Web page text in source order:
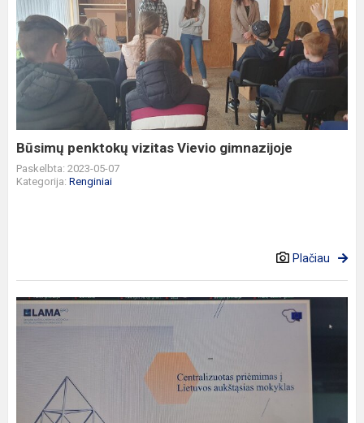
Būsimų
penktokų
vizitas
Vievio
gimnazijoje
Būsimų penktokų vizitas Vievio gimnazijoje
Paskelbta: 2023-05-07
Kategorija: Renginiai
Plačiau
LAMA
BPO